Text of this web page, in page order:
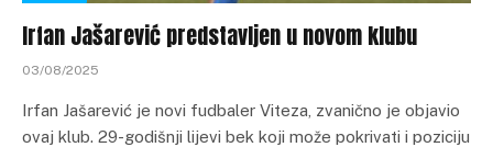
Irfan Jašarević predstavljen u novom klubu
03/08/2025
Irfan Jašarević je novi fudbaler Viteza, zvanično je objavio
ovaj klub. 29-godišnji lijevi bek koji može pokrivati i poziciju